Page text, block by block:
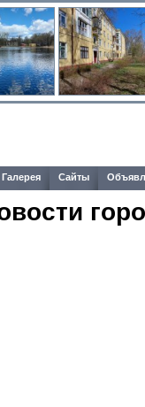
Галерея Сайты